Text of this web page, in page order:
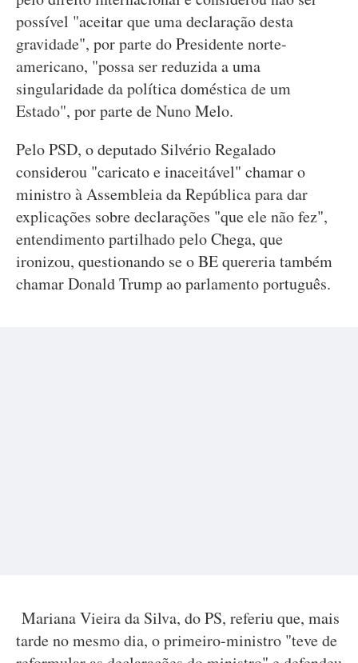
possível "aceitar que uma declaração desta
gravidade", por parte do Presidente norte-
americano, "possa ser reduzida a uma
singularidade da política doméstica de um
Estado", por parte de Nuno Melo.
Pelo PSD, o deputado Silvério Regalado
considerou "caricato e inaceitável" chamar o
ministro à Assembleia da República para dar
explicações sobre declarações "que ele não fez",
entendimento partilhado pelo Chega, que
ironizou, questionando se o BE quereria também
chamar Donald Trump ao parlamento português.
Mariana Vieira da Silva, do PS, referiu que, mais
tarde no mesmo dia, o primeiro-ministro "teve de